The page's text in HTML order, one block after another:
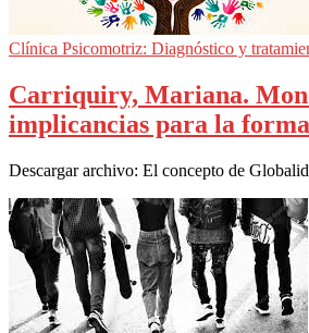
Clínica Psicomotriz: Diagnóstico y
Carriquiry, Mariana.
implicancias para la
Descargar archivo: El concepto de